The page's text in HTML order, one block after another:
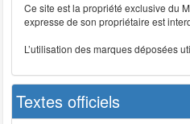
Ce site est la propriété exclusive du
expresse de son propriétaire est
L’utilisation des marques déposées
Textes officiels